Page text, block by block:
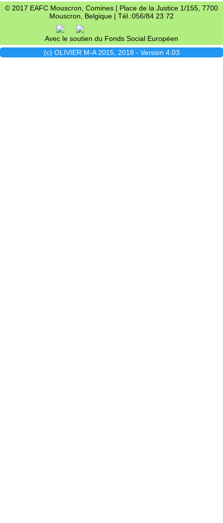
© 2017 EAFC Mouscron, Comines | Place de la Justice 1/155, 7700
Mouscron, Belgique | Tél.:056/84 23 72
Avec le soutien du Fonds Social Européen
(c) OLIVIER M-A 2015, 2018 - Version 4.03